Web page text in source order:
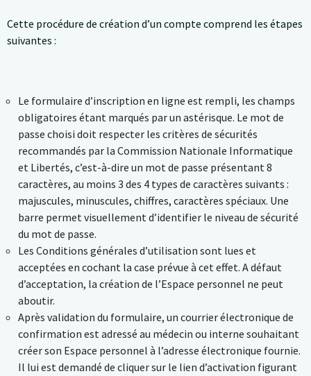
Cette procédure de création d’un compte comprend les étapes
suivantes :
Le formulaire d’inscription en ligne est rempli, les champs
obligatoires étant marqués par un astérisque. Le mot de
passe choisi doit respecter les critères de sécurités
recommandés par la Commission Nationale Informatique
et Libertés, c’est-à-dire un mot de passe présentant 8
caractères, au moins 3 des 4 types de caractères suivants :
majuscules, minuscules, chiffres, caractères spéciaux. Une
barre permet visuellement d’identifier le niveau de sécurité
du mot de passe.
Les Conditions générales d’utilisation sont lues et
acceptées en cochant la case prévue à cet effet. A défaut
d’acceptation, la création de l’Espace personnel ne peut
aboutir.
Après validation du formulaire, un courrier électronique de
confirmation est adressé au médecin ou interne souhaitant
créer son Espace personnel à l’adresse électronique fournie.
Il lui est demandé de cliquer sur le lien d’activation figurant